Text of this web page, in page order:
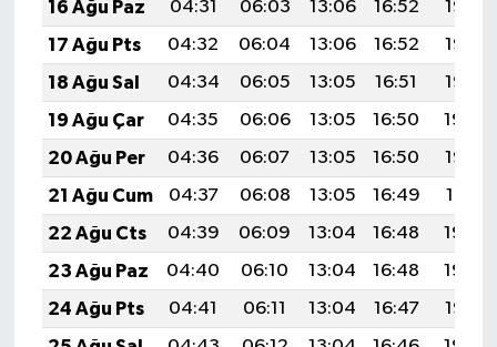
16 Ağu Paz
04:31 06:03 13:06 16:52
19:58
17 Ağu Pts
04:32 06:04 13:06 16:52
19:57
18 Ağu Sal
04:34 06:05 13:05 16:51
19:55
19 Ağu Çar
04:35 06:06 13:05 16:50
19:54
20 Ağu Per
04:36 06:07 13:05 16:50
19:53
21 Ağu Cum
04:37 06:08 13:05 16:49
19:51
22 Ağu Cts
04:39 06:09 13:04 16:48
19:50
23 Ağu Paz
04:40 06:10 13:04 16:48
19:48
24 Ağu Pts
04:41 06:11 13:04 16:47
19:47